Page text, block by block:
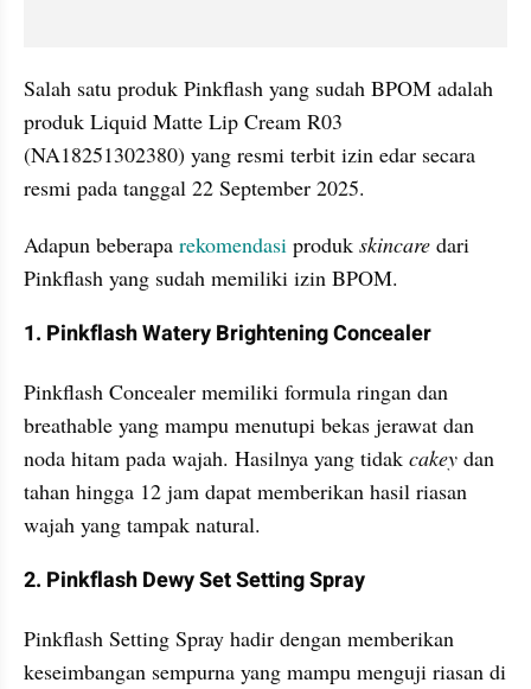
Salah satu produk Pinkflash yang sudah BPOM adalah
produk Liquid Matte Lip Cream R03
(NA18251302380) yang resmi terbit izin edar secara
resmi pada tanggal 22 September 2025.
Adapun beberapa rekomendasi produk skincare dari
Pinkflash yang sudah memiliki izin BPOM.
1. Pinkflash Watery Brightening Concealer
Pinkflash Concealer memiliki formula ringan dan
breathable yang mampu menutupi bekas jerawat dan
noda hitam pada wajah. Hasilnya yang tidak cakey dan
tahan hingga 12 jam dapat memberikan hasil riasan
wajah yang tampak natural.
2. Pinkflash Dewy Set Setting Spray
Pinkflash Setting Spray hadir dengan memberikan
keseimbangan sempurna yang mampu menguji riasan di